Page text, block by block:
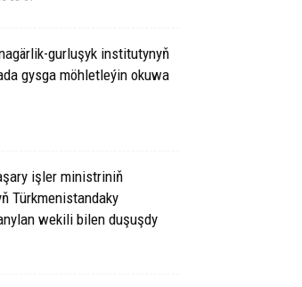
gurluşyk institutynyň
gysga möhletleýin okuwa
işler ministriniň
Türkmenistandaky
wekili bilen duşuşdy